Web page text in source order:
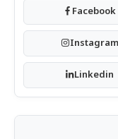
Facebook
Instagram
Linkedin